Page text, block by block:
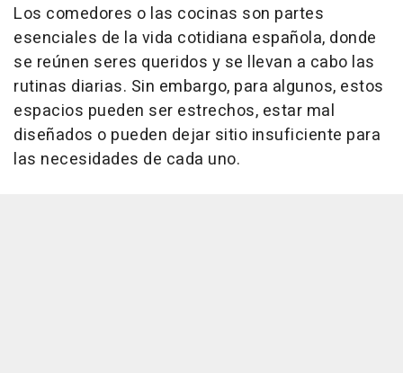
Los comedores o las cocinas son partes
esenciales de la vida cotidiana española, donde
se reúnen seres queridos y se llevan a cabo las
rutinas diarias. Sin embargo, para algunos, estos
espacios pueden ser estrechos, estar mal
diseñados o pueden dejar sitio insuficiente para
las necesidades de cada uno.